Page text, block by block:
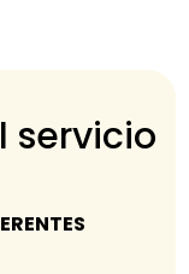
servicio